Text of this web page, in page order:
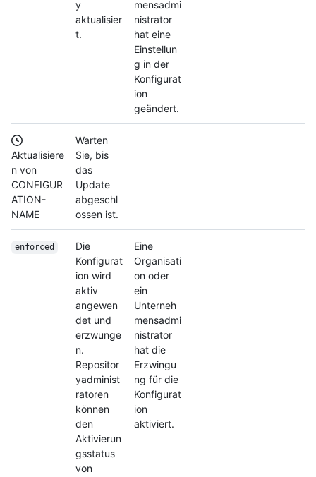
y
aktualisier
t.
mensadmi
nistrator
hat eine
Einstellun
g in der
Konfigurat
ion
geändert.
Aktualisiere
n von
CONFIGUR
ATION-
NAME
Warten
Sie, bis
das
Update
abgeschl
ossen ist.
enforced
Die
Konfigurat
ion wird
aktiv
angewen
det und
erzwunge
n.
Repositor
yadminist
ratoren
können
den
Aktivierun
gsstatus
von
Eine
Organisati
on oder
ein
Unterneh
mensadmi
nistrator
hat die
Erzwingu
ng für die
Konfigurat
ion
aktiviert.